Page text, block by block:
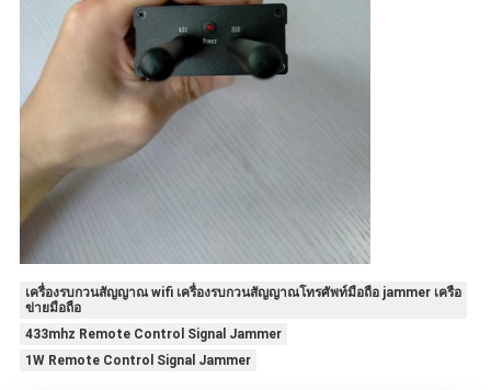
เครื่องรบกวนสัญญาณ wifi เครื่องรบกวนสัญญาณโทรศัพท์มือถือ jammer เครือ
ข่ายมือถือ
433mhz Remote Control Signal Jammer
1W Remote Control Signal Jammer